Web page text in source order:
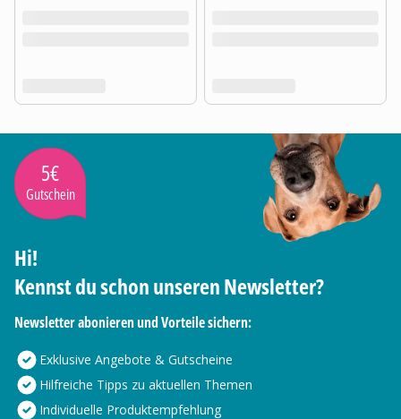
5€
Gutschein
Hi!
Kennst du schon unseren Newsletter?
Newsletter abonieren und Vorteile sichern:
Exklusive Angebote & Gutscheine
Hilfreiche Tipps zu aktuellen Themen
Individuelle Produktempfehlung